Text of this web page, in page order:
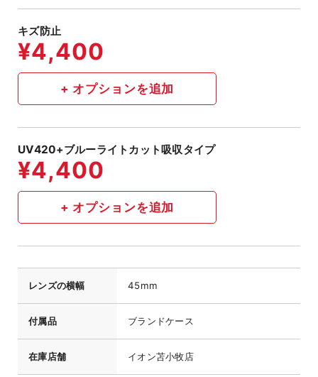
キズ防止
UV420+ブルーライトカット吸収タイプ
レンズの横幅 45mm
付属品 ブランドケース
在庫店舗 イオン苫小牧店